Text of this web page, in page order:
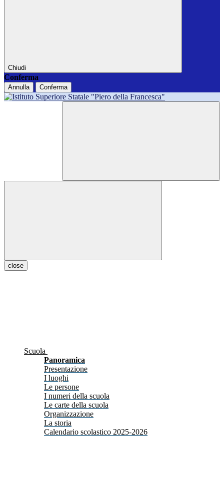
Chiudi
Conferma
Annulla Conferma
close
Scuola
Panoramica
Presentazione
I luoghi
Le persone
I numeri della scuola
Le carte della scuola
Organizzazione
La storia
Calendario scolastico 2025-2026